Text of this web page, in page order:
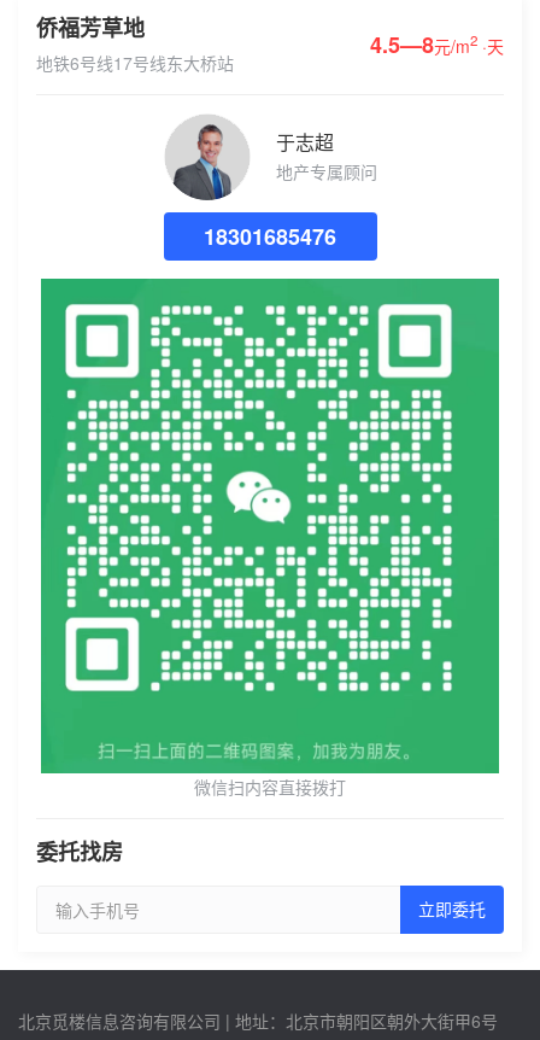
侨福芳草地
地铁6号线17号线东大桥站
4.5—8元/m2 ·天
于志超
地产专属顾问
18301685476
微信扫内容直接拨打
委托找房
立即委托
北京觅楼信息咨询有限公司 | 地址：北京市朝阳区朝外大街甲6号